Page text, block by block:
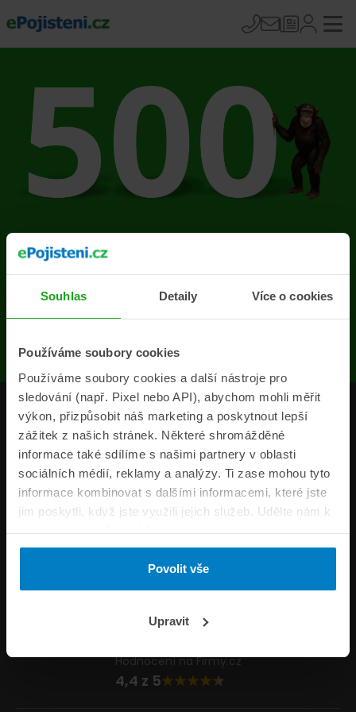
Souhlas Detaily Více o cookies
Používáme soubory cookies
Používáme soubory cookies a další nástroje pro
sledování (např. Pixel nebo API), abychom mohli měřit
výkon, přizpůsobit náš marketing a poskytnout lepší
zážitek z našich stránek. Některé shromážděné
informace také sdílíme s našimi partnery v oblasti
sociálních médií, reklamy a analýzy. Ti zase mohou tyto
informace kombinovat s dalšími informacemi, které jste
jim poskytli, když jste využili jejich služeb. Udělte nám k
tomu prosím svůj souhlas.
Povolit vše
Upravit
Na stránce se vyskytla
chyba
Produkty
Pojišťovny
Informace
ePojisteni.cz
Formuláře
Napište nám
Hodnocení na Firmy.cz
4,4 z 5